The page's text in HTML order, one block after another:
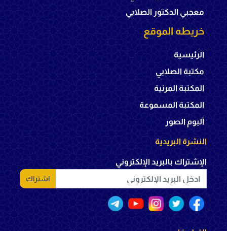
معجبي الدكتور الصلابي
خريطه الموقع
الرئيسية
مكتبة الصلابي
المكتبة المرئية
المكتبة المسموعة
ألبوم الصور
النشرة البريدية
الإشتراك بالبريد الإلكتروني
اشتراك